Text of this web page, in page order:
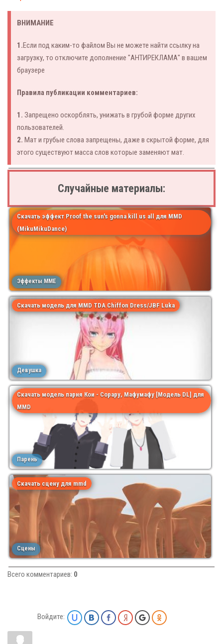
ВНИМАНИЕ
1.Если под каким-то файлом Вы не можете найти ссылку на
загрузку, то отключите дополнение "АНТИРЕКЛАМА" в вашем
браузере
Правила публикации комментариев:
1. Запрещено оскорблять, унижать в грубой форме других
пользователей.
2. Мат и грубые слова запрещены, даже в скрытой форме, для
этого существуют масса слов которые заменяют мат.
Случайные материалы:
Скачать эффект Proof the sun's gonna kill us all для MMD
(MikuMikuDance)
Эффекты MME
Скачать модель для MMD TDA Chiffon Dress/JBF Luka
Девушка
Скачать модель парня Кои - Сорару, Мафумафу [Модель DL] для
MMD
Парень
Скачать сцену для mmd
Сцены
Всего комментариев: 0
Войдите: